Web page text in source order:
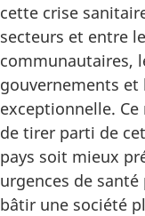
cette crise
secteurs et entre
communautaires,
gouvernements et
exceptionnelle.
de tirer parti de
pays soit mieux
urgences de
bâtir une société